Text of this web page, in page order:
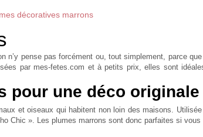
décoratives marrons
n’y pense pas forcément ou, tout simplement, parce
par mes-fetes.com et à petits prix, elles sont
pour une déco originale
et oiseaux qui habitent non loin des maisons.
Chic ». Les plumes marrons sont donc parfaites si vous